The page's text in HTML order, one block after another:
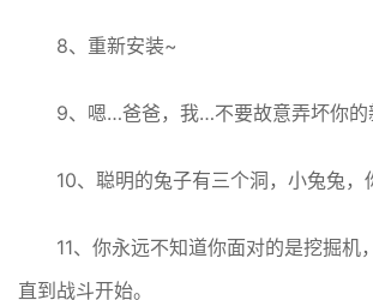
8、重新安装~
9、嗯…爸爸，我…不要故意弄坏你的
10、聪明的兔子有三个洞，小兔兔，
11、你永远不知道你面对的是挖掘机
直到战斗开始。